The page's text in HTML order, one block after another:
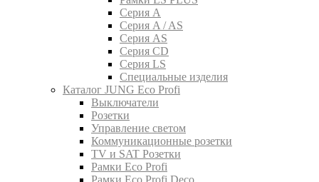
Серия A
Серия A / AS
Серия AS
Серия CD
Серия LS
Специальные изделия
Каталог JUNG Eco Profi
Выключатели
Розетки
Управление светом
Коммуникационные розетки
TV и SAT Розетки
Рамки Eco Profi
Рамки Eco Profi Deco